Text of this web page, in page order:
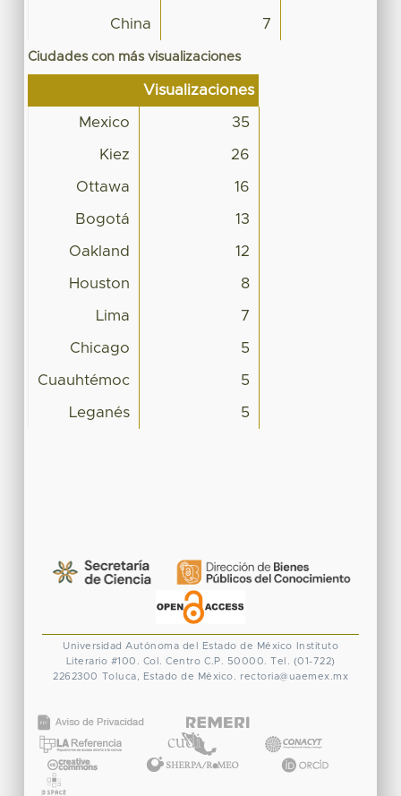
China 7
Ciudades con más visualizaciones
Visualizaciones
Mexico 35
Kiez 26
Ottawa 16
Bogotá 13
Oakland 12
Houston 8
Lima 7
Chicago 5
Cuauhtémoc 5
Leganés 5
Universidad Autónoma del Estado de México
Instituto
Literario #100. Col. Centro C.P. 50000. Tel. (01-722)
2262300 Toluca, Estado de México. rectoria@uaemex.mx